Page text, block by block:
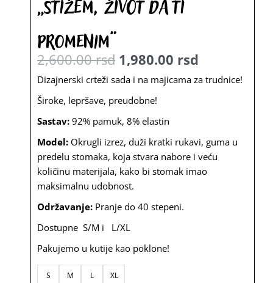
„Stižem, život da ti
promenim“
2,600.00rsd
Originalna
cena
je
bila:
2,600.00
rsd.
1,980.00 rsd
Trenutna
1,980.00
rsd.
Dizajnerski crteži sada i na majicama za trudnice!
Široke, lepršave, preudobne!
Sastav: 92% pamuk, 8% elastin
Model: Okrugli izrez, duži kratki rukavi, guma u
predelu stomaka, koja stvara nabore i veću
količinu materijala, kako bi stomak imao
maksimalnu udobnost.
Održavanje: Pranje do 40 stepeni.
Dostupne S/M i L/XL
Pakujemo u kutije kao poklone!
S M L XL
Majica